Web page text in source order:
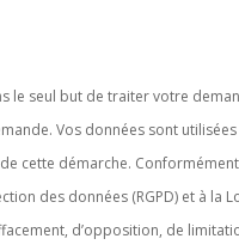
le seul but de traiter votre
Vos données sont
cette démarche.
des données (RGPD) et à la
d’opposition, de